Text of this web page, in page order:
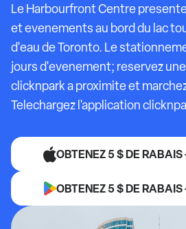
Le Harbourfront Centre
et evenements au bord du lac
d'eau de Toronto. Le
jours d'evenement; reservez
clicknpark a proximite et
Telechargez l'application
OBTENEZ 5 $ DE
OBTENEZ 5 $ DE